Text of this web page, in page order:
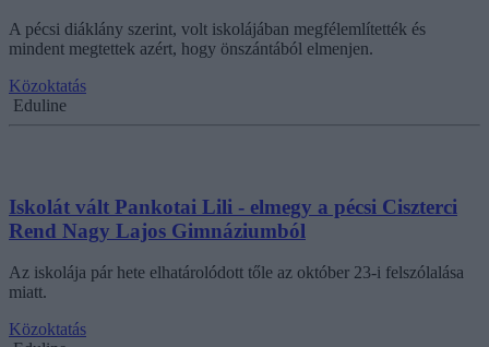
A pécsi diáklány szerint, volt iskolájában megfélemlítették és
mindent megtettek azért, hogy önszántából elmenjen.
Közoktatás
Eduline
Iskolát vált Pankotai Lili - elmegy a pécsi Ciszterci
Rend Nagy Lajos Gimnáziumból
Az iskolája pár hete elhatárolódott tőle az október 23-i felszólalása
miatt.
Közoktatás